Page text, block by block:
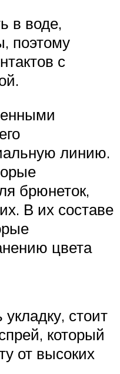
в воде,
поэтому
с
линию.
брюнеток,
В их составе
цвета
стоит
который
от высоких